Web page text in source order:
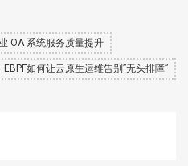
OA 系统服务质量提升
如何让云原生运维告别”无头排障”